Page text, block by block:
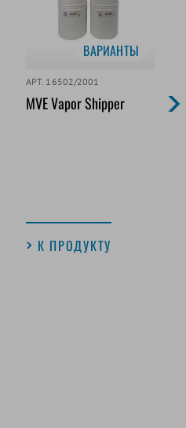
ВАРИАНТЫ
АРТ. 16502/2001
MVE Vapor Shipper
К ПРОДУКТУ